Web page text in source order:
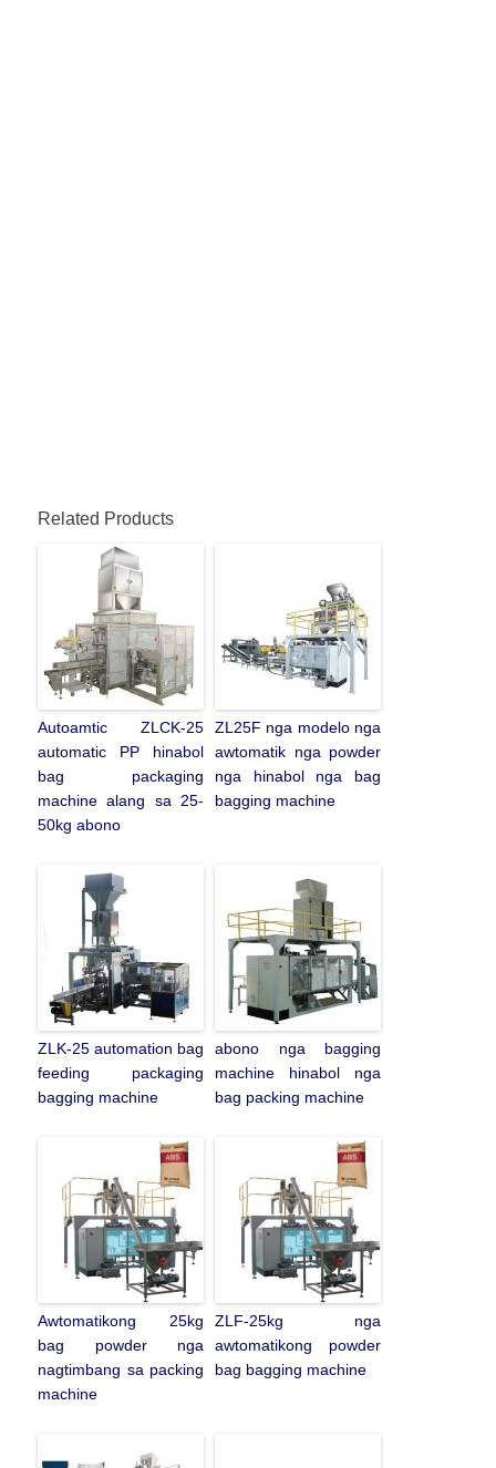
Related Products
Autoamtic ZLCK-25
automatic PP hinabol
bag packaging
machine alang sa 25-
50kg abono
ZL25F nga modelo nga
awtomatik nga powder
nga hinabol nga bag
bagging machine
ZLK-25 automation bag
feeding packaging
bagging machine
abono nga bagging
machine hinabol nga
bag packing machine
Awtomatikong 25kg
bag powder nga
nagtimbang sa packing
machine
ZLF-25kg nga
awtomatikong powder
bag bagging machine